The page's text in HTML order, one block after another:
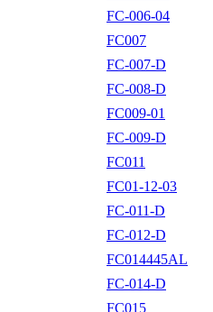
FC-006-04
FC007
FC-007-D
FC-008-D
FC009-01
FC-009-D
FC011
FC01-12-03
FC-011-D
FC-012-D
FC014445AL
FC-014-D
FC015